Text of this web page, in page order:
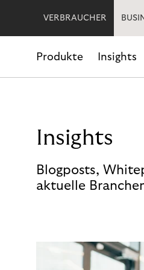
VERBRAUCHER
Produkte Insights
Insights
Blogposts,
aktuelle